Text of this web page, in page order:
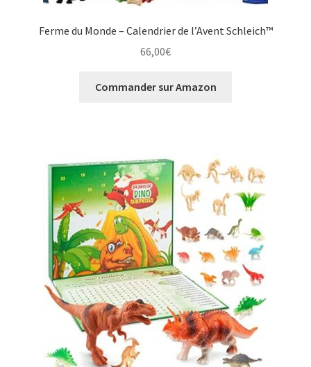
Ferme du Monde – Calendrier de l’Avent Schleich™
66,00€
Commander sur Amazon